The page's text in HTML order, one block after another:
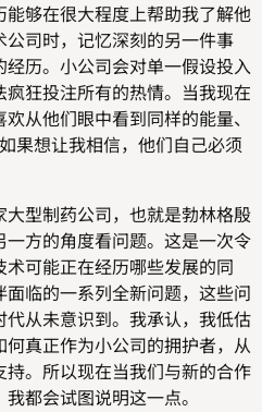
够在很大程度上帮助我了解他
司时，记忆深刻的另一件事
历。小公司会对单一假设投入
狂投注所有的热情。当我现在
从他们眼中看到同样的能量、
果想让我相信，他们自己必须
型制药公司，也就是勃林格殷
方的角度看问题。这是一次令
可能正在经历哪些发展的同
临的一系列全新问题，这些问
从未意识到。我承认，我低估
真正作为小公司的拥护者，从
。所以现在当我们与新的合作
都会试图说明这一点。